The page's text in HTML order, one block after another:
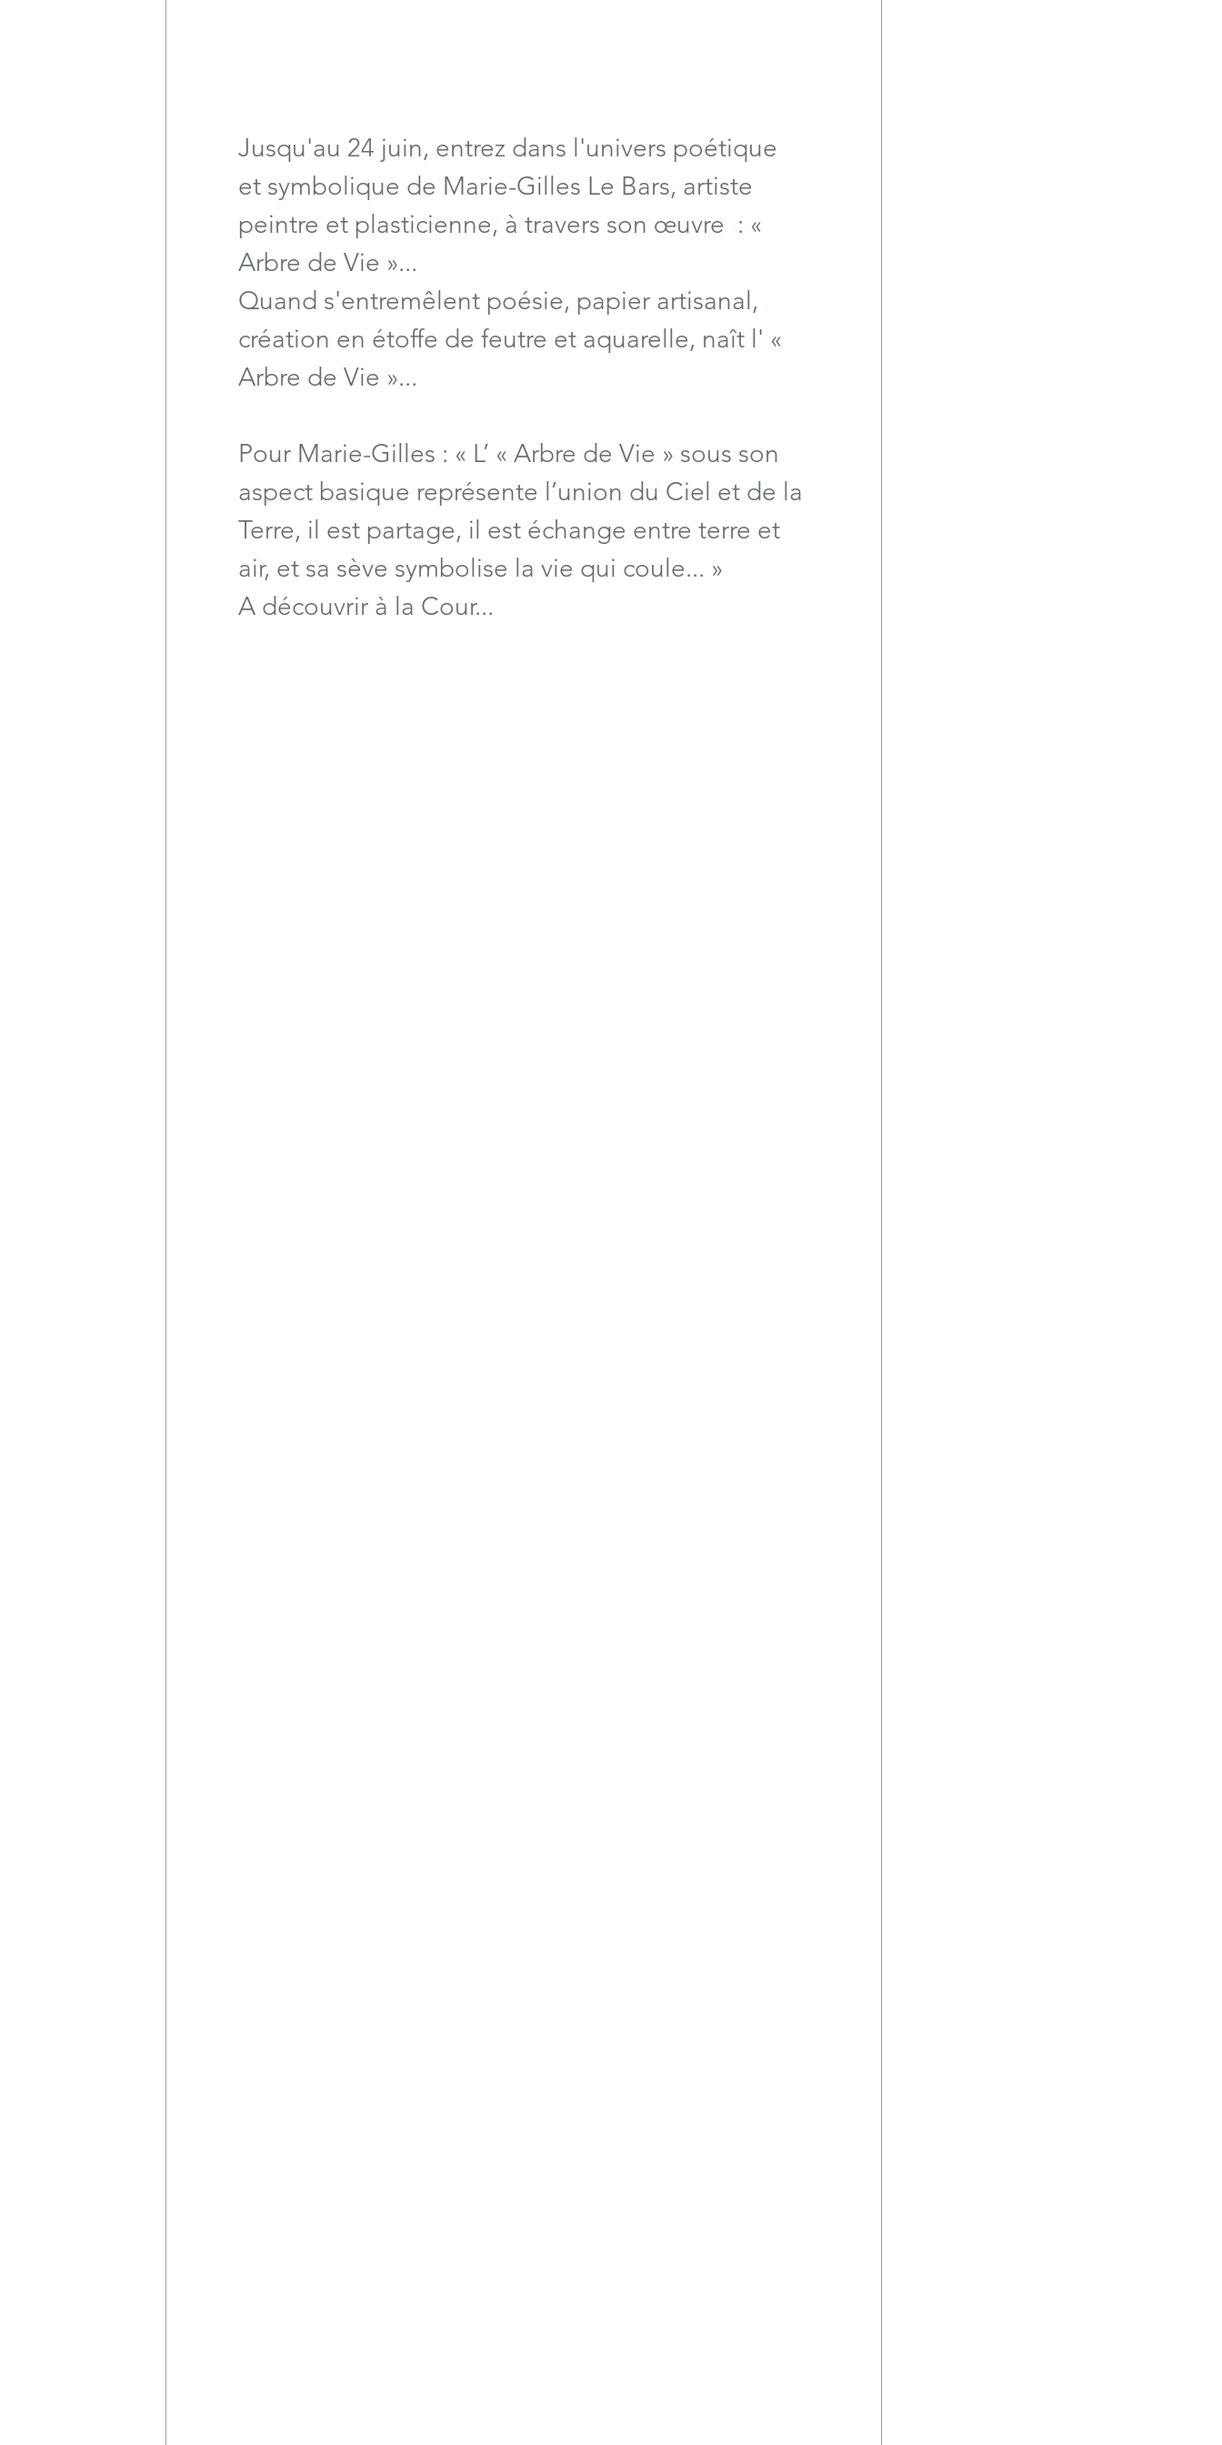
Jusqu'au 24 juin, entrez dans l'univers poétique
et symbolique de Marie-Gilles Le Bars, artiste
peintre et plasticienne, à travers son œuvre  : «
Arbre de Vie »...
Quand s'entremêlent poésie, papier artisanal,
création en étoffe de feutre et aquarelle, naît l' «
Arbre de Vie »...
Pour Marie-Gilles : « L’ « Arbre de Vie » sous son
aspect basique représente l’union du Ciel et de la
Terre, il est partage, il est échange entre terre et
air, et sa sève symbolise la vie qui coule... »
A découvrir à la Cour...